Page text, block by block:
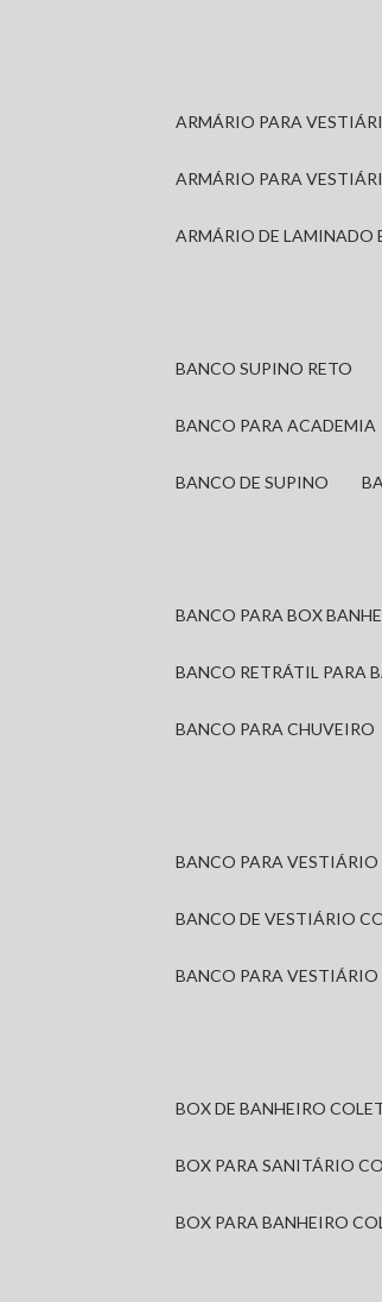
ARMÁRIO PARA
ARMÁRIO PARA
ARMÁRIO DE LAMINADO
BANCO SUPINO RETO
BANCO PARA ACADEMIA
BANCO DE SUPINO
BANCO PARA BOX
BANCO RETRÁTIL PARA
BANCO PARA CHUVEIRO
BANCO PARA
BANCO DE VESTIÁRIO
BANCO PARA
BOX DE BANHEIRO
BOX PARA SANITÁRIO
BOX PARA BANHEIRO